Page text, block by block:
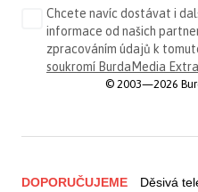
Chcete navíc dostávat i
informace od našich
zpracováním údajů k
soukromí BurdaMedia Extra
© 2003—2026
DOPORUČUJEME Děsivá